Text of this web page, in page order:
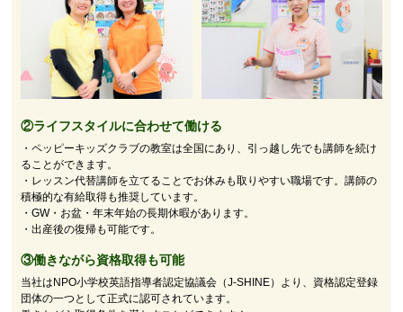
②ライフスタイルに合わせて働ける
・ペッピーキッズクラブの教室は全国にあり、引っ越し先でも講師を続け
ることができます。
・レッスン代替講師を立てることでお休みも取りやすい職場です。講師の
積極的な有給取得も推奨しています。
・GW・お盆・年末年始の長期休暇があります。
・出産後の復帰も可能です。
③働きながら資格取得も可能
当社はNPO小学校英語指導者認定協議会（J-SHINE）より、資格認定登録
団体の一つとして正式に認可されています。